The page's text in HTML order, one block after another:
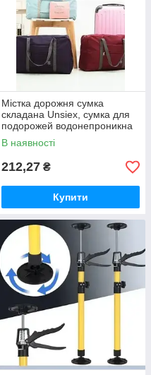
Містка дорожня сумка
складана Unsiex, сумка для
подорожей водонепроникна
на замку
В наявності
212,27 ₴
Купити